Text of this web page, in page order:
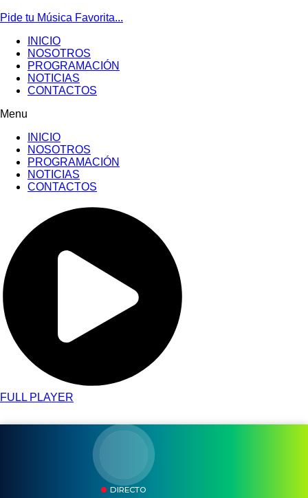
Pide tu Música Favorita...
INICIO
NOSOTROS
PROGRAMACIÓN
NOTICIAS
CONTACTOS
Menu
INICIO
NOSOTROS
PROGRAMACIÓN
NOTICIAS
CONTACTOS
FULL PLAYER
DIRECTO